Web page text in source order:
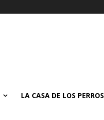
LA CASA DE LOS PERROS